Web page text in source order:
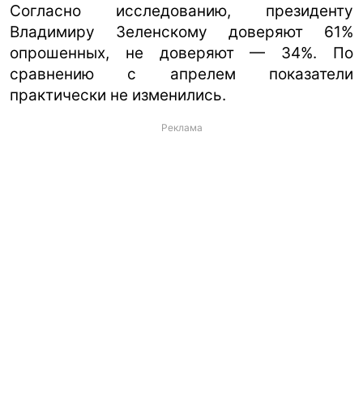
Согласно исследованию, президенту
Владимиру Зеленскому доверяют 61%
опрошенных, не доверяют — 34%. По
сравнению с апрелем показатели
практически не изменились.
Реклама